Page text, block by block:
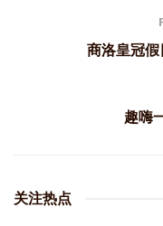
商洛皇冠
趣嗨
关注热点